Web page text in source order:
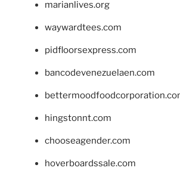
marianlives.org
waywardtees.com
pidfloorsexpress.com
bancodevenezuelaen.com
hingstonnt.com
chooseagender.com
hoverboardssale.com